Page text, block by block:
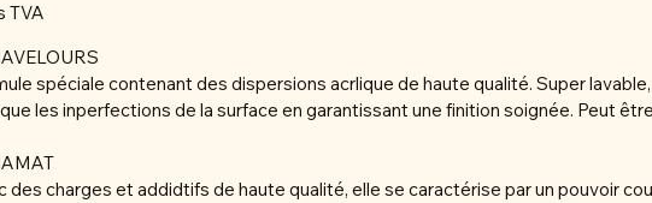
TVA
spéciale contenant des dispersions acrlique de haute qualité. Super
les inperfections de la surface en garantissant une finition soignée. Peut
des charges et addidtifs de haute qualité, elle se caractérise par un pouvoir